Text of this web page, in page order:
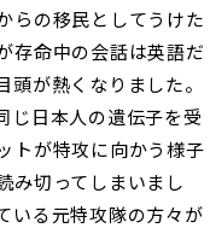
らの移民としてうけた
存命中の会話は英語だ
が熱くなりました。
じ日本人の遺伝子を受
トが特攻に向かう様子
み切ってしまいまし
いる元特攻隊の方々が